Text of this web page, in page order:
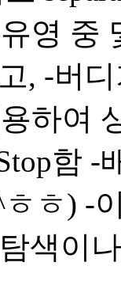
영 중
, -버
하여
함
ㅎ) -
색이